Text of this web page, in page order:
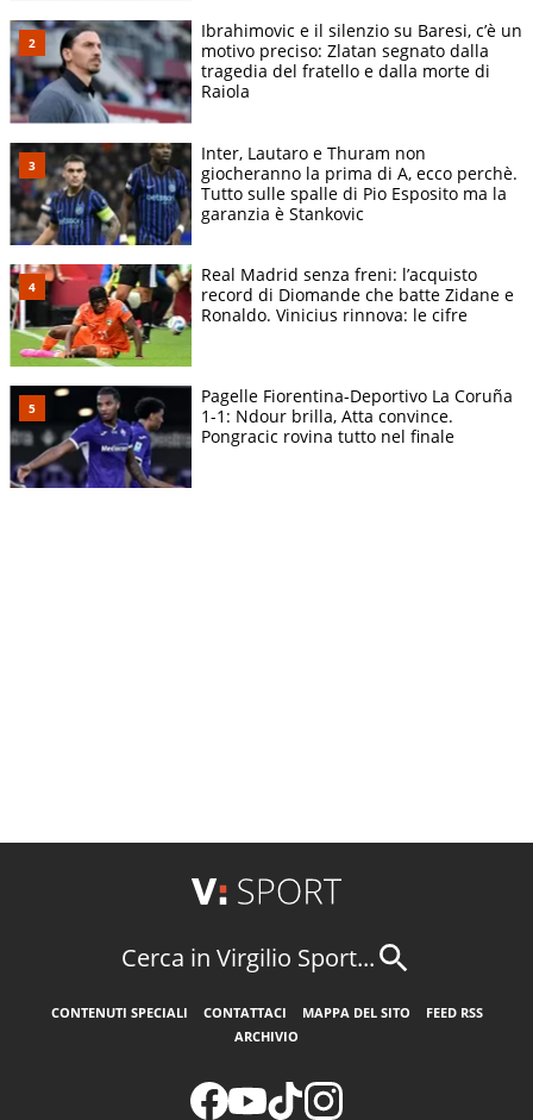
Ibrahimovic e il silenzio su Baresi, c’è un
motivo preciso: Zlatan segnato dalla
tragedia del fratello e dalla morte di
Raiola
Inter, Lautaro e Thuram non
giocheranno la prima di A, ecco perchè.
Tutto sulle spalle di Pio Esposito ma la
garanzia è Stankovic
Real Madrid senza freni: l’acquisto
record di Diomande che batte Zidane e
Ronaldo. Vinicius rinnova: le cifre
Pagelle Fiorentina-Deportivo La Coruña
1-1: Ndour brilla, Atta convince.
Pongracic rovina tutto nel finale
Cerca in Virgilio Sport...
CONTENUTI SPECIALI CONTATTACI MAPPA DEL SITO
FEED RSS
ARCHIVIO